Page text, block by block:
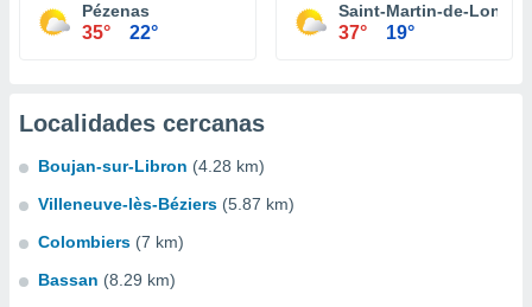
Pézenas
35° 22°
Saint-Martin-de-
37° 19°
Localidades cercanas
Boujan-sur-Libron (4.28 km)
Villeneuve-lès-Béziers (5.87 km)
Colombiers (7 km)
Bassan (8.29 km)